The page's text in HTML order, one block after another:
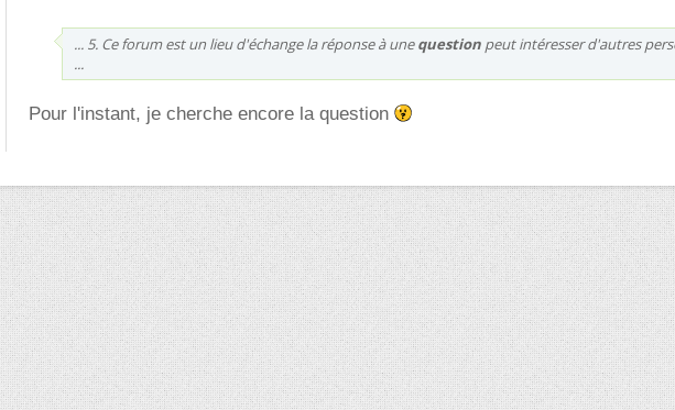
... 5. Ce forum est un lieu d'échange la réponse à unequestion peut intéresser d'autres
...
Pour l'instant, je cherche encore la question